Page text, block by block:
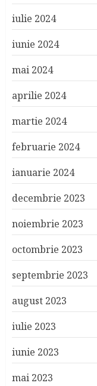
iulie 2024
iunie 2024
mai 2024
aprilie 2024
martie 2024
februarie 2024
ianuarie 2024
decembrie 2023
noiembrie 2023
octombrie 2023
septembrie 2023
august 2023
iulie 2023
iunie 2023
mai 2023